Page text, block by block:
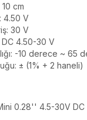
cm
4.50 V
30 V
DC 4.50-30 V
-10 derece ~ 65
± (1% + 2 haneli)
0.28'' 4.5-30V